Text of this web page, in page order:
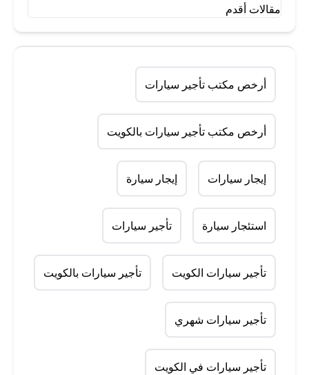
مقالات أقدم
أرخص مكتب تأجير سيارات
أرخص مكتب تأجير سيارات بالكويت
إيجار سيارات إيجار سيارة
استئجار سيارة تأجير سيارات
تأجير سيارات الكويت تأجير سيارات بالكويت
تأجير سيارات شهري
تأجير سيارات في الكويت